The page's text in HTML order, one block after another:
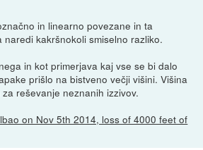
in linearno povezane in ta
kakršnokoli smiselno razliko.
in kot primerjava kaj vse se bi dalo
prišlo na bistveno večji višini. Višina
reševanje neznanih izzivov.
on Nov 5th 2014, loss of 4000 feet of